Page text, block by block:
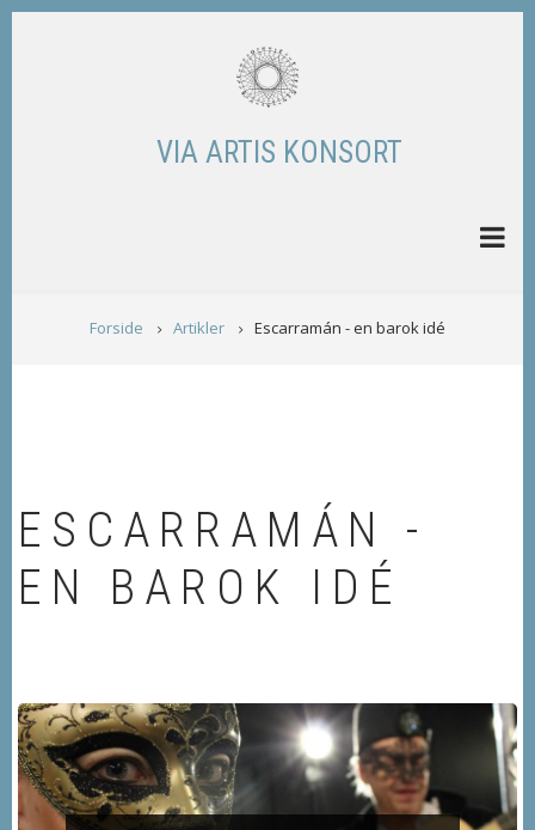
Skip
VIA ARTIS KONSORT
BREADCRUMB
Forside Artikler Escarramán - en barok idé
ESCARRAMÁN -
EN BAROK IDÉ